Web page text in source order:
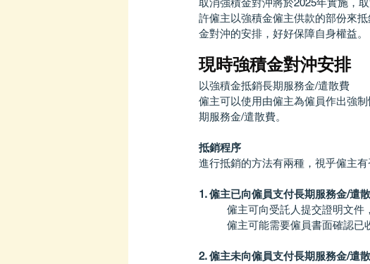
許僱主以強積金僱主供款的部份來
金對沖的安排，好好保障自身權益。
現時強積金對沖安排
以強積金抵銷長期服務金/遣散費
僱主可以使用由僱主為僱員作出強
期服務金/遣散費。
抵銷程序
進行抵銷的方法有兩種，視乎僱主
1. 僱主已向僱員支付長期服務金/遣散
僱主可向受託人提交證明文件
僱主可能需要僱員書面確認已
2. 僱主未向僱員支付長期服務金/遣散